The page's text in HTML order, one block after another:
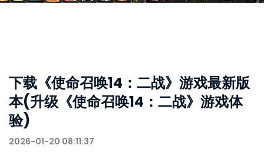
下载《使命召唤14：二战》游戏最新版
本(升级《使命召唤14：二战》游戏体
验)
2026-01-20 08:11:37